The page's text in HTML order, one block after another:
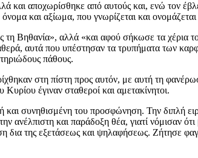
αποχωρίσθηκε από αυτούς και, ενώ τον
και αξίωμα, που γνωρίζεται και
τη Βηθανία», αλλά «και αφού σήκωσε τα χέρια
αυτά που υπέστησαν τα τρυπήματα των
πάθους.
στη πίστη προς αυτόν, με αυτή τη
έγιναν σταθεροί και αμετακίνητοι.
συνηθισμένη του προσφώνηση. Την διπλή
ανέλπιστη και παράδοξη θέα, γιατί νόμισαν
δια της εξετάσεως και ψηλαφήσεως. Ζήτησε